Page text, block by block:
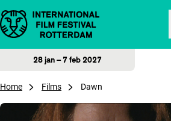
Direct naar inhoud
28 jan – 7 feb 2027
Home Films Dawn